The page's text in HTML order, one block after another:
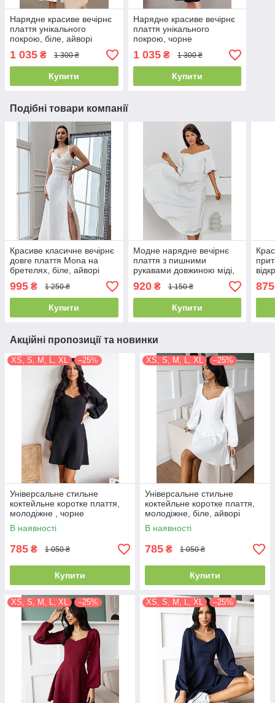
Нарядне красиве вечірнє
плаття унікального
покрою, біле, айворі
1 035 ₴ 1 300 ₴
Купити
Нарядне красиве вечірнє
плаття унікального
покрою, чорне
1 035₴ 1 300 ₴
Купити
Подібні товари компанії
Красиве класичне вечірнє
довге плаття Mona на
бретелях, біле, айворі
995 ₴ 1 250 ₴
Купити
Модне нарядне вечірнє
плаття з пишними
рукавами довжиною міді,
920₴ 1 150 ₴
Купити
875
Акційні пропозиції та новинки
XS, S, M, L, XL –25%
Універсальне стильне
коктейльне коротке плаття,
молодіжне , чорне
В наявності
785 ₴ 1 050 ₴
Купити
XS, S, M, L, XL –25%
Універсальне стильне
коктейльне коротке плаття,
молодіжне, біле, айворі
В наявності
785 ₴ 1 050 ₴
Купити
XS, S, M, L, XL –25% XS, S, M, L, XL –25%